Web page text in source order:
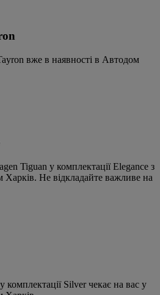
вже в наявності в Автодом
Tiguan у комплектації Elegance з
Харків. Не відкладайте важливе на
комплектації Silver чекає на вас у